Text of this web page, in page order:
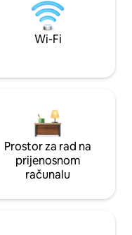
Wi-Fi
Prostor za rad na
prijenosnom
računalu